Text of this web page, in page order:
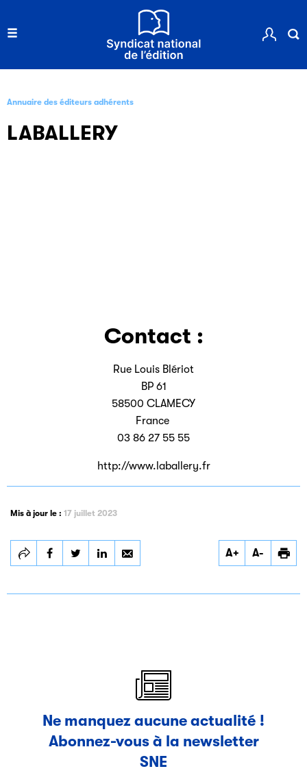
Annuaire des éditeurs adhérents
LABALLERY
Contact :
Rue Louis Blériot
BP 61
58500 CLAMECY
France
03 86 27 55 55
http://www.laballery.fr
Mis à jour le : 17 juillet 2023
Partager
LABALLERY
Partager
LABALLERY
Partager
LABALLERY
A+ A-
Ne manquez aucune actualité !
Abonnez-vous à la newsletter
SNE